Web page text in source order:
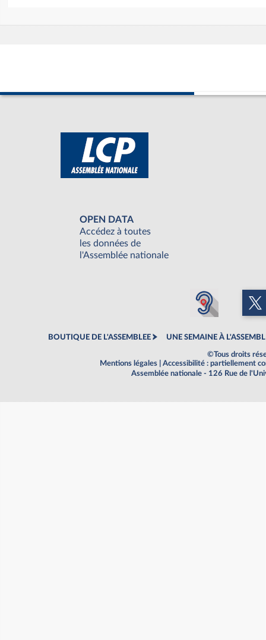
OPEN DATA
Accédez à toutes
les données de
l'Assemblée nationale
BOUTIQUE DE L'ASSEMBLEE UNE SEMAINE À
©Tous droits
Mentions légales
Accessibilité : partiellement
Assemblée nationale - 126 Rue de